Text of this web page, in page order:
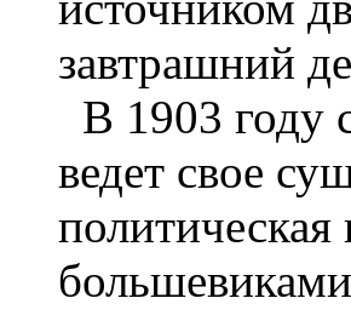
завтрашний
В 1903 году
ведет свое